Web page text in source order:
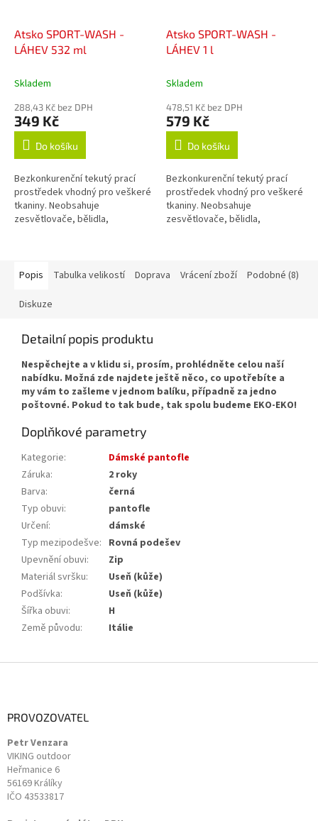
Atsko SPORT-WASH -
LÁHEV 532 ml
Skladem
288,43 Kč bez DPH
349 Kč
Do košíku
Bezkonkurenční tekutý prací
prostředek vhodný pro veškeré
tkaniny. Neobsahuje
zesvětlovače, bělidla,
Atsko SPORT-WASH -
LÁHEV 1 l
Skladem
478,51 Kč bez DPH
579 Kč
Do košíku
Bezkonkurenční tekutý prací
prostředek vhodný pro veškeré
tkaniny. Neobsahuje
zesvětlovače, bělidla,
Popis
Tabulka velikostí Doprava Vrácení zboží Podobné (8)
Diskuze
Detailní popis produktu
Nespěchejte a v klidu si, prosím, prohlédněte celou naší
nabídku. Možná zde najdete ještě něco, co upotřebíte a
my vám to zašleme v jednom balíku, případně za jedno
poštovné. Pokud to tak bude, tak spolu budeme EKO-EKO!
Doplňkové parametry
Kategorie:
Dámské pantofle
Záruka:
2 roky
Barva:
černá
Typ obuvi:
pantofle
Určení:
dámské
Typ mezipodešve: Rovná podešev
Upevnění obuvi:
Zip
Materiál svršku:
Useň (kůže)
Podšívka:
Useň (kůže)
Šířka obuvi:
H
Země původu: Itálie
PROVOZOVATEL
Petr Venzara
VIKING outdoor
Heřmanice 6
56169 Králíky
IČO 43533817